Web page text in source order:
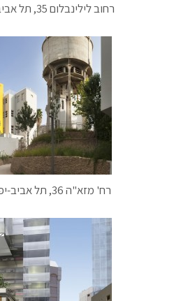
רחוב לילינבלום 35, תל אביב-יפו – בית בכר
רח' מזא"ה 36, תל אביב-יפו – מגדל המים